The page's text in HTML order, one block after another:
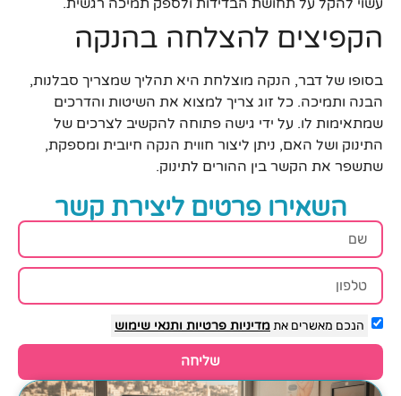
הקפיצים להצלחה בהנקה
בסופו של דבר, הנקה מוצלחת היא תהליך שמצריך סבלנות,
הבנה ותמיכה. כל זוג צריך למצוא את השיטות והדרכים
שמתאימות לו. על ידי גישה פתוחה להקשיב לצרכים של
התינוק ושל האם, ניתן ליצור חווית הנקה חיובית ומספקת,
שתשפר את הקשר בין ההורים לתינוק.
השאירו פרטים ליצירת קשר
הנכם מאשרים אתמדיניות פרטיות ותנאי שימוש
שליחה